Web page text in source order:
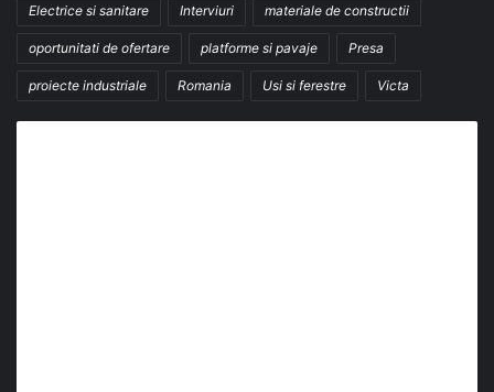
Electrice si sanitare Interviuri materiale de constructii
oportunitati de ofertare platforme si pavaje Presa
proiecte industriale Romania Usi si ferestre Victa